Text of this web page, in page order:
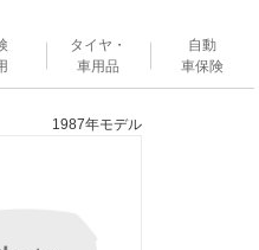
タイヤ・
車用品
自動
車保険
1987年モデル